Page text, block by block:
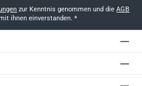
zur Kenntnis genommen und dieAGB
ihnen einverstanden. *